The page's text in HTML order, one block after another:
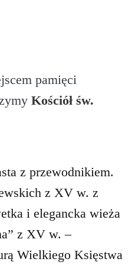
pamięci
Kościół św.
z przewodnikiem.
z XV w. z
i elegancka wieża
z XV w. –
Wielkiego Księstwa